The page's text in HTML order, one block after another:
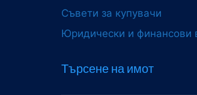
Съвети за купувачи
Юридически и финансови
Търсене на имот